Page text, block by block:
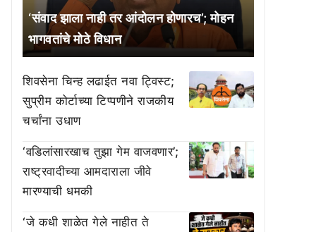
‘संवाद झाला नाही तर आंदोलन होणारच’; मोहन
भागवतांचे मोठे विधान
शिवसेना चिन्ह लढाईत नवा ट्विस्ट;
सुप्रीम कोर्टाच्या टिप्पणीने राजकीय
चर्चांना उधाण
‘वडिलांसारखाच तुझा गेम वाजवणार’;
राष्ट्रवादीच्या आमदाराला जीवे
मारण्याची धमकी
‘जे कधी शाळेत गेले नाहीत ते